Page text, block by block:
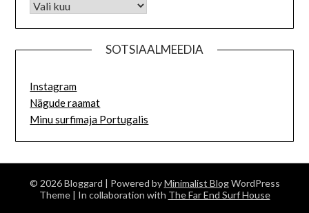
SOTSIAALMEEDIA
Instagram
Nägude raamat
Minu surfimaja Portugalis
© 2026 Bloggard | Powered byMinimalist BlogWordPress
Theme | In collaboration with The Far End Surf House